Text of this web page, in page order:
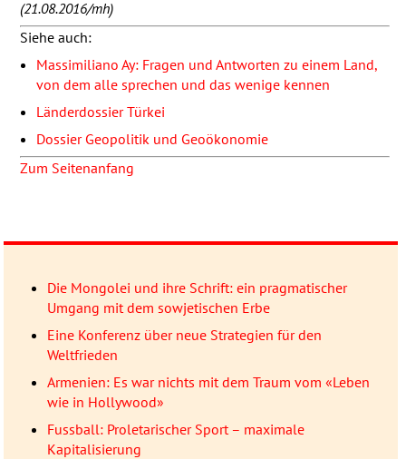
(21.08.2016/mh)
Siehe auch:
Massimiliano Ay: Fragen und Antworten zu einem Land,
von dem alle sprechen und das wenige kennen
Länderdossier Türkei
Dossier Geopolitik und Geoökonomie
Zum Seitenanfang
Die Mongolei und ihre Schrift: ein pragmatischer
Umgang mit dem sowjetischen Erbe
Eine Konferenz über neue Strategien für den
Weltfrieden
Armenien: Es war nichts mit dem Traum vom «Leben
wie in Hollywood»
Fussball: Proletarischer Sport – maximale
Kapitalisierung